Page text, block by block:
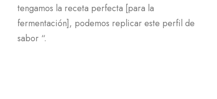
tengamos la receta perfecta [para la
fermentación], podemos replicar este perfil de
sabor “.